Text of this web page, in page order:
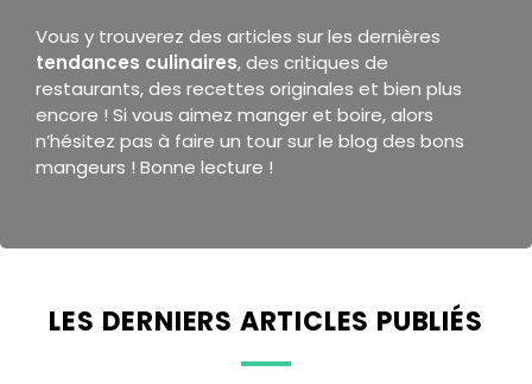
Vous y trouverez des articles sur les dernières
tendances culinaires, des critiques de
restaurants, des recettes originales et bien plus
encore ! Si vous aimez manger et boire, alors
n’hésitez pas à faire un tour sur le blog des bons
mangeurs ! Bonne lecture !
LES DERNIERS ARTICLES PUBLIÉS